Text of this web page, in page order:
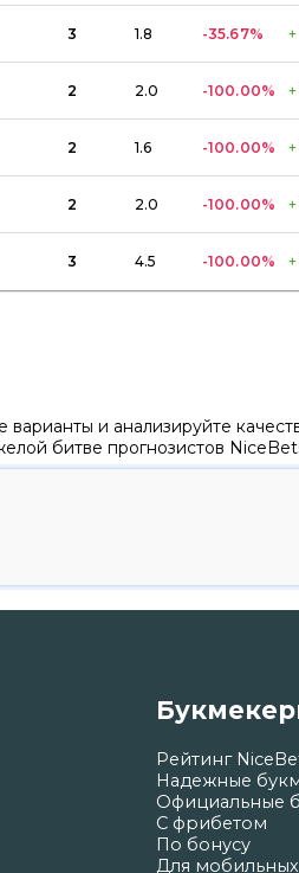
3 1.8 -35.67% +
2 2.0 -100.00% +
2 1.6 -100.00% +
2 2.0 -100.00% +
3 4.5 -100.00% +
варианты и анализируйте
битве прогнозистов
Рейтинг
Надежные
Официальные
С фрибетом
По бонусу
Для мобильных